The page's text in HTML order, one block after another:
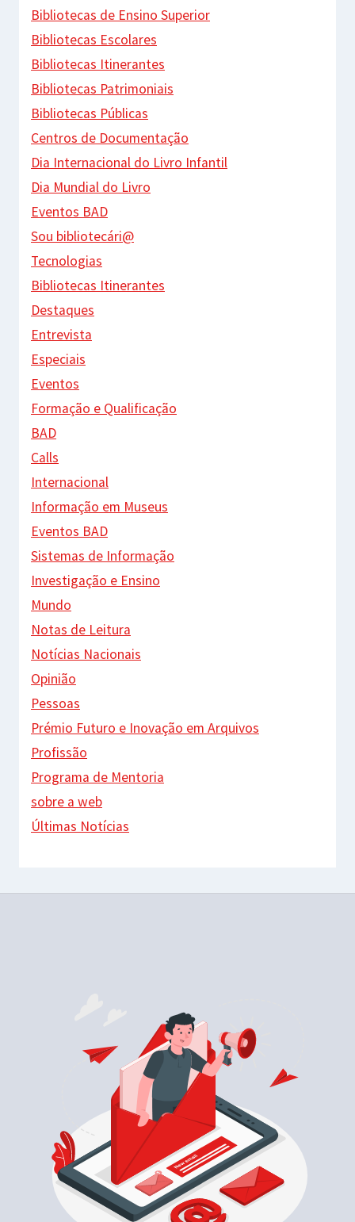
Bibliotecas de Ensino Superior
Bibliotecas Escolares
Bibliotecas Itinerantes
Bibliotecas Patrimoniais
Bibliotecas Públicas
Centros de Documentação
Dia Internacional do Livro Infantil
Dia Mundial do Livro
Eventos BAD
Sou bibliotecári@
Tecnologias
Bibliotecas Itinerantes
Destaques
Entrevista
Especiais
Eventos
Formação e Qualificação
BAD
Calls
Internacional
Informação em Museus
Eventos BAD
Sistemas de Informação
Investigação e Ensino
Mundo
Notas de Leitura
Notícias Nacionais
Opinião
Pessoas
Prémio Futuro e Inovação em Arquivos
Profissão
Programa de Mentoria
sobre a web
Últimas Notícias